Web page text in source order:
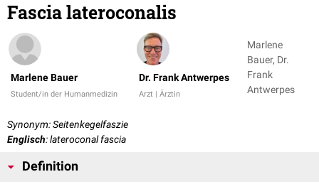
Fascia lateroconalis
Marlene Bauer
Student/in der Humanmedizin
Dr. Frank Antwerpes
Arzt | Ärztin
Marlene
Bauer, Dr.
Frank
Antwerpes
Synonym: Seitenkegelfaszie
Englisch: lateroconal fascia
Definition